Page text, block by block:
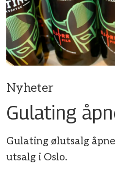
Nyheter
Gulating
Gulating ølutsalg
utsalg i Oslo.